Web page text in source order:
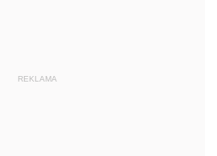
REKLAMA